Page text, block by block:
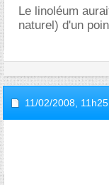
Le linoléum
naturel) d'un
11/02/2008, 11h25